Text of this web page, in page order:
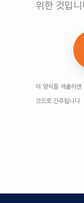
위한 것입니
이 양식을 제출하면
것으로 간주됩니다.